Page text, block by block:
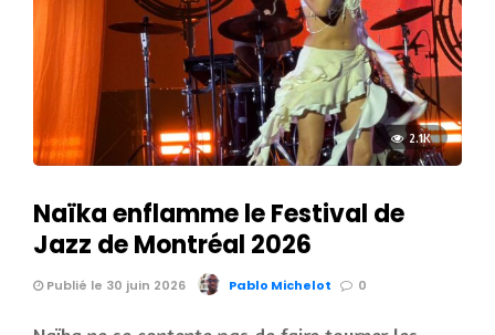
2.1K
Naïka enflamme le Festival de
Jazz de Montréal 2026
Publié le 30 juin 2026 Pablo Michelot 0